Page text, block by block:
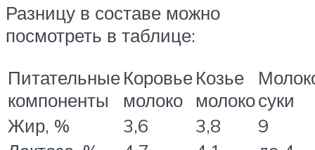
Разницу в составе можно
посмотреть в таблице:
Питательные
компоненты
Коровье
молоко
Козье
молокосуки
Жир, %
3,6 3,8
9